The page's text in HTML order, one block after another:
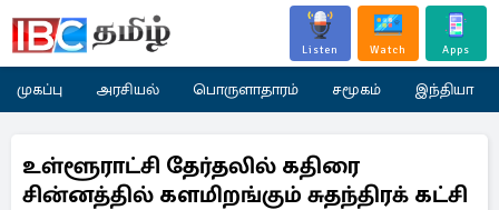
Listen Watch Apps
முகப்பு அரசியல் பொருளாதாரம் சமூகம் இந்தியா
உள்ளூராட்சி தேர்தலில் கதிரை
சின்னத்தில் களமிறங்கும் சுதந்திரக் கட்சி